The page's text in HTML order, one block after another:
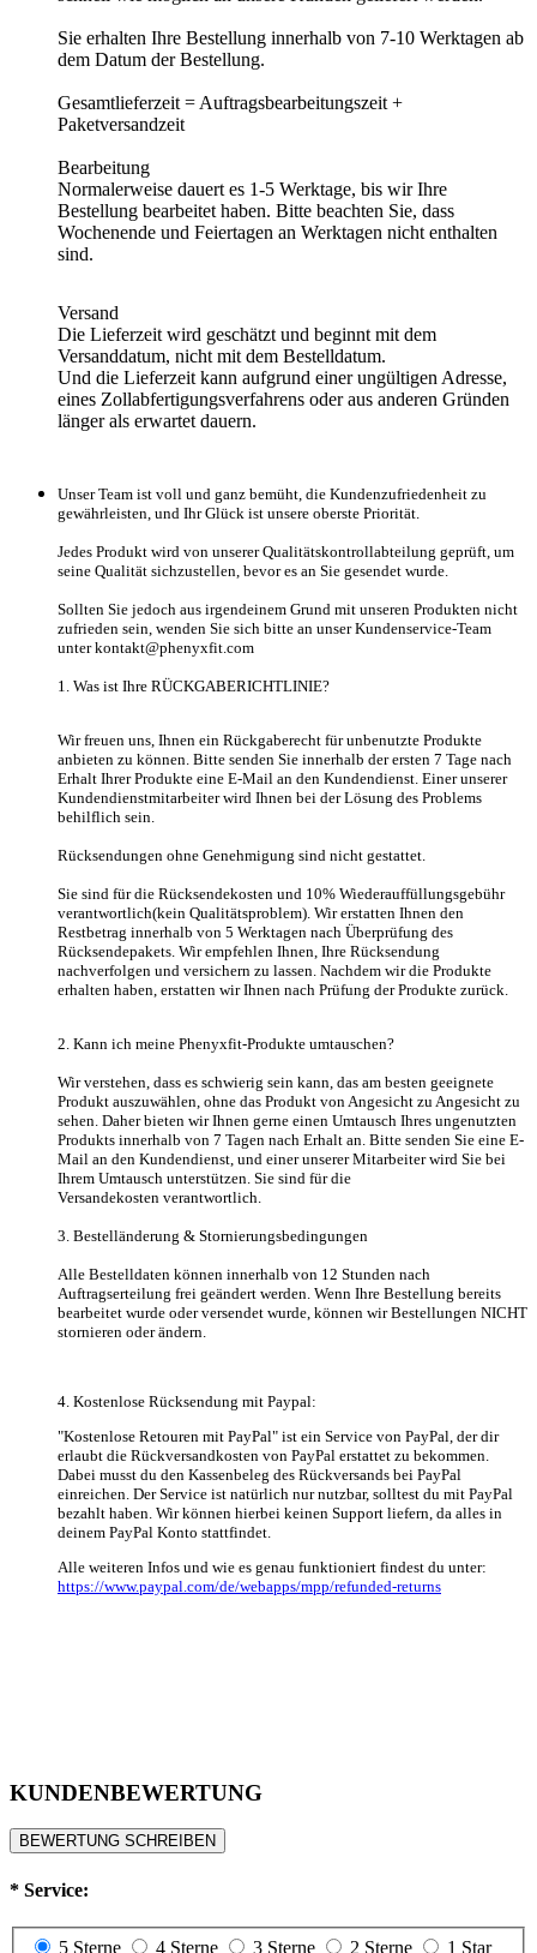
Sie erhalten Ihre Bestellung innerhalb von 7-10 Werktagen ab
dem Datum der Bestellung.
Gesamtlieferzeit = Auftragsbearbeitungszeit +
Paketversandzeit
Bearbeitung
Normalerweise dauert es 1-5 Werktage, bis wir Ihre
Bestellung bearbeitet haben. Bitte beachten Sie, dass
Wochenende und Feiertagen an Werktagen nicht enthalten
sind.
Versand
Die Lieferzeit wird geschätzt und beginnt mit dem
Versanddatum, nicht mit dem Bestelldatum.
Und die Lieferzeit kann aufgrund einer ungültigen Adresse,
eines Zollabfertigungsverfahrens oder aus anderen Gründen
länger als erwartet dauern.
Unser Team ist voll und ganz bemüht, die Kundenzufriedenheit zu
gewährleisten, und Ihr Glück ist unsere oberste Priorität.
Jedes Produkt wird von unserer Qualitätskontrollabteilung geprüft, um
seine Qualität sichzustellen, bevor es an Sie gesendet wurde.
Sollten Sie jedoch aus irgendeinem Grund mit unseren Produkten nicht
zufrieden sein, wenden Sie sich bitte an unser Kundenservice-Team
unterkontakt@phenyxfit.com
1. Was ist Ihre RÜCKGABERICHTLINIE?
Wir freuen uns, Ihnen ein Rückgaberecht für unbenutzte Produkte
anbieten zu können. Bitte senden Sie innerhalb der ersten 7 Tage nach
Erhalt Ihrer Produkte eine E-Mail an den Kundendienst. Einer unserer
Kundendienstmitarbeiter wird Ihnen bei der Lösung des Problems
behilflich sein.
Rücksendungen ohne Genehmigung sind nicht gestattet.
Sie sind für die Rücksendekosten und 10% Wiederauffüllungsgebühr
verantwortlich(kein Qualitätsproblem). Wir erstatten Ihnen den
Restbetrag innerhalb von 5 Werktagen nach Überprüfung des
Rücksendepakets. Wir empfehlen Ihnen, Ihre Rücksendung
nachverfolgen und versichern zu lassen. Nachdem wir die Produkte
erhalten haben, erstatten wir Ihnen nach Prüfung der Produkte zurück.
2. Kann ich meine Phenyxfit-Produkte umtauschen?
Wir verstehen, dass es schwierig sein kann, das am besten geeignete
Produkt auszuwählen, ohne das Produkt von Angesicht zu Angesicht zu
sehen. Daher bieten wir Ihnen gerne einen Umtausch Ihres ungenutzten
Produkts innerhalb von 7 Tagen nach Erhalt an. Bitte senden Sie eine E-
Mail an den Kundendienst, und einer unserer Mitarbeiter wird Sie bei
Ihrem Umtausch unterstützen. Sie sind für die
Versandekosten verantwortlich.
3. Bestelländerung & Stornierungsbedingungen
Alle Bestelldaten können innerhalb von 12 Stunden nach
Auftragserteilung frei geändert werden. Wenn Ihre Bestellung bereits
bearbeitet wurde oder versendet wurde, können wir Bestellungen NICHT
stornieren oder ändern.
4. Kostenlose Rücksendung mit Paypal:
"Kostenlose Retouren mit PayPal" ist ein Service von PayPal, der dir
erlaubt die Rückversandkosten von PayPal erstattet zu bekommen.
Dabei musst du den Kassenbeleg des Rückversands bei PayPal
einreichen. Der Service ist natürlich nur nutzbar, solltest du mit PayPal
bezahlt haben. Wir können hierbei keinen Support liefern, da alles in
deinem PayPal Konto stattfindet.
Alle weiteren Infos und wie es genau funktioniert findest du unter:
https://www.paypal.com/de/webapps/mpp/refunded-returns
KUNDENBEWERTUNG
BEWERTUNG SCHREIBEN
* Service:
5 Sterne 4 Sterne 3 Sterne 2 Sterne 1 Star